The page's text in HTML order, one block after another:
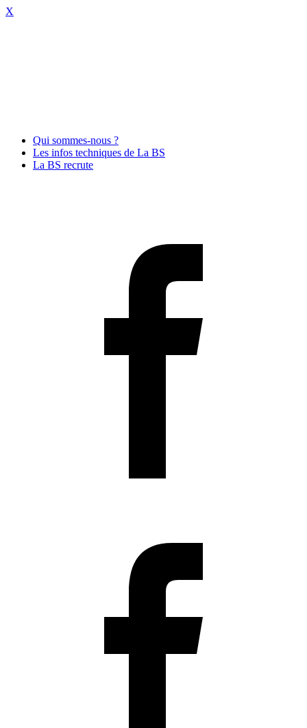
X
Qui sommes-nous ?
Les infos techniques de La BS
La BS recrute